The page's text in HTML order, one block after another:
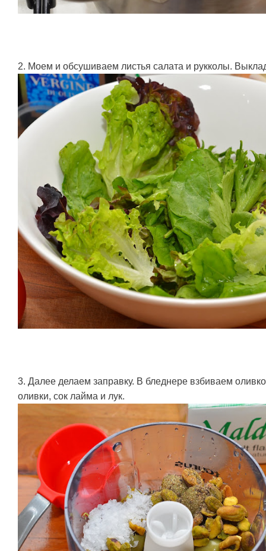
2. Моем и обсушиваем листья салата и рукколы.
3. Далее делаем заправку. В бледнере взбиваем
оливки, сок лайма и лук.